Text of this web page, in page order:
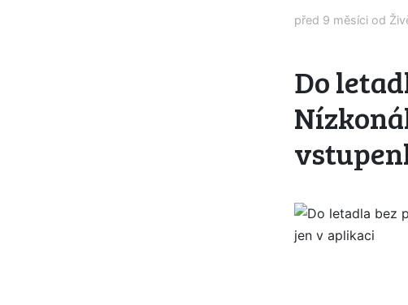
před 9 měsíci od
Do